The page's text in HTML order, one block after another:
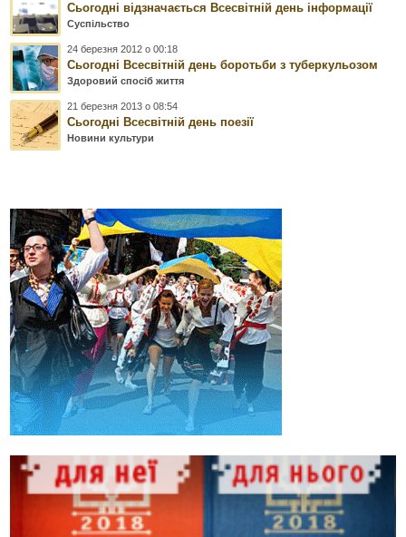
Сьогодні відзначається Всесвітній день інформації
Суспільство
24 березня 2012 о 00:18
Сьогодні Всесвітній день боротьби з туберкульозом
Здоровий спосіб життя
21 березня 2013 о 08:54
Сьогодні Всесвітній день поезії
Новини культури